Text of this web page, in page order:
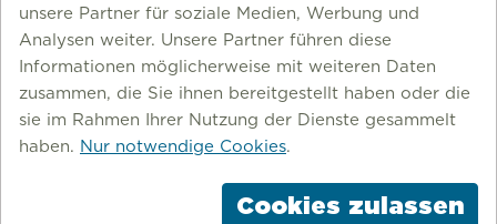
unsere Partner für soziale Medien, Werbung und
Analysen weiter. Unsere Partner führen diese
Informationen möglicherweise mit weiteren Daten
zusammen, die Sie ihnen bereitgestellt haben oder die
sie im Rahmen Ihrer Nutzung der Dienste gesammelt
haben. Nur notwendige Cookies.
Cookies zulassen